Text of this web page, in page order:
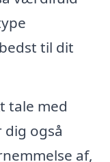
til dit
tale med
også
af,